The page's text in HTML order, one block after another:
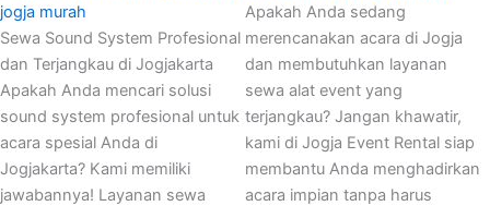
jogja murah
Sewa Sound System Profesional
dan Terjangkau di Jogjakarta
Apakah Anda mencari solusi
sound system profesional untuk
acara spesial Anda di
Jogjakarta? Kami memiliki
jawabannya! Layanan sewa
Apakah Anda sedang
merencanakan acara di Jogja
dan membutuhkan layanan
sewa alat event yang
terjangkau? Jangan khawatir,
kami di Jogja Event Rental siap
membantu Anda menghadirkan
acara impian tanpa harus